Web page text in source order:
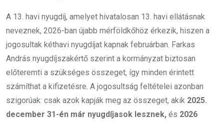
A 13. havi nyugdíj, amelyet hivatalosan 13. havi ellátásnak
neveznek, 2026-ban újabb mérföldkőhöz érkezik, hiszen a
jogosultak kéthavi nyugdíjat kapnak februárban. Farkas
András nyugdíjszakértő szerint a kormányzat biztosan
előteremti a szükséges összeget, így minden érintett
számíthat a kifizetésre. A jogosultság feltételei azonban
szigorúak: csak azok kapják meg az összeget, akik 2025.
december 31-én már nyugdíjasok lesznek, és 2026